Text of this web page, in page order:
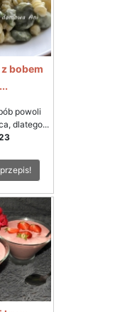
bobem
powoli
dlatego...